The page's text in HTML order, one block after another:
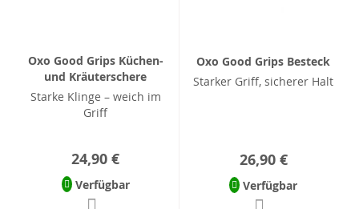
Oxo Good Grips Küchen-
und Kräuterschere
Starke Klinge – weich im
Griff
24,90 €
Verfügbar
Oxo Good Grips Besteck
Starker Griff, sicherer Halt
26,90 €
Verfügbar